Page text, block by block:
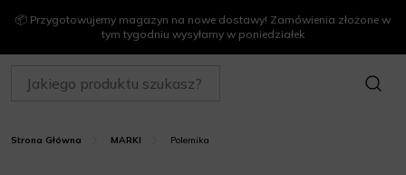
📦 Przygotowujemy magazyn na nowe dostawy! Zamówienia złożone w
tym tygodniu wysyłamy w poniedziałek
SZUKAJ
Strona Główna MARKI Polemika